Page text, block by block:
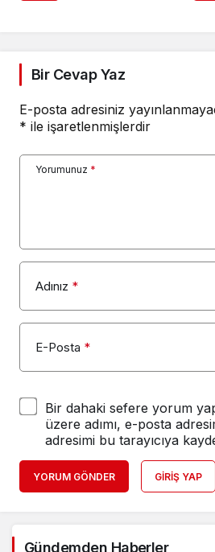
Bir Cevap Yaz
E-posta adresiniz
* ile işaretlenmişlerdir
Yorumunuz *
Adınız *
E-Posta *
Bir dahaki sefere yorum
üzere adımı, e-posta
adresimi bu tarayıcıya
YORUM GÖNDER GIRIŞ YAP
Gündemden Haberler